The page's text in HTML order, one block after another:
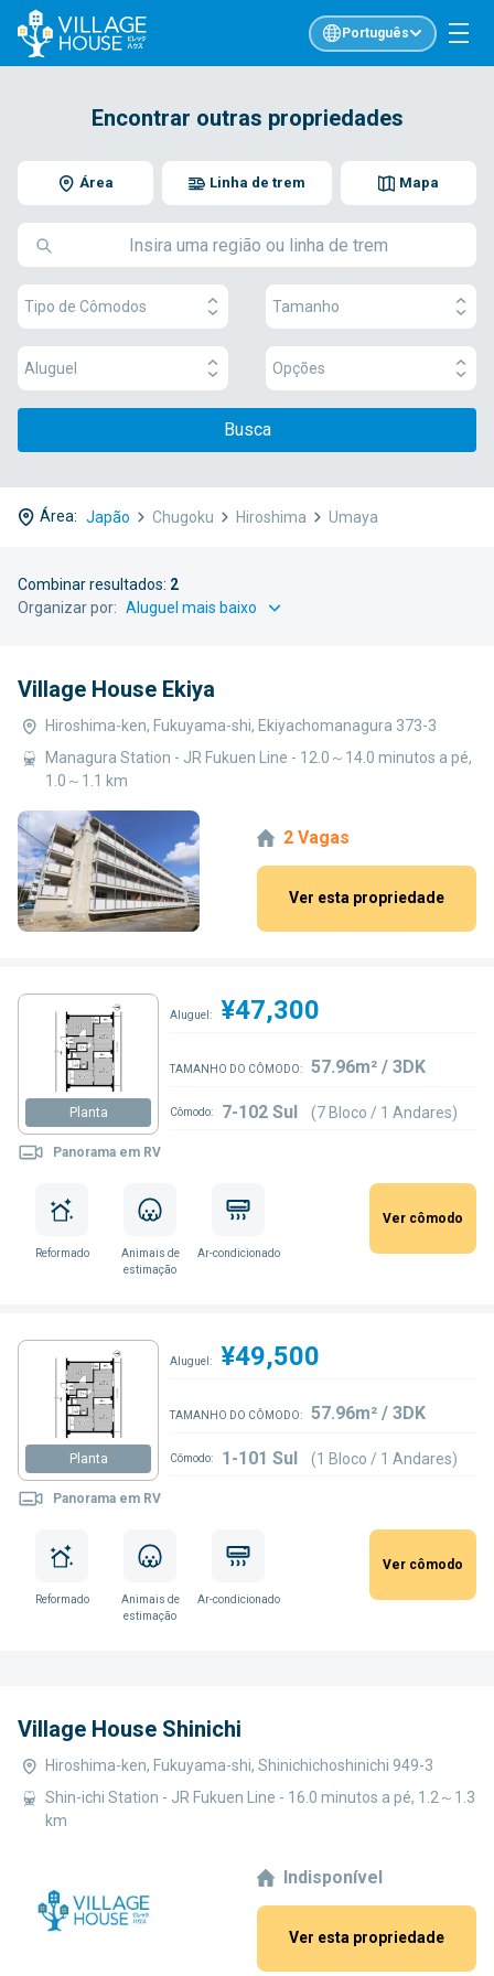
Português
Encontrar outras propriedades
Área Mapa
Linha de trem
Tipo de Cômodos Tamanho
Aluguel Opções
Busca
Área: Japão Chugoku Hiroshima Umaya
Combinar resultados: 2
Organizar por:
Village House Ekiya
Hiroshima-ken, Fukuyama-shi, Ekiyachomanagura 373-3
Managura Station - JR Fukuen Line - 12.0～14.0 minutos a pé,
1.0～1.1 km
2 Vagas
Ver esta propriedade
Planta
Panorama em RV
Aluguel: ¥47,300
TAMANHO DO CÔMODO: 57.96m² / 3DK
Cômodo: 7-102 Sul (7 Bloco / 1 Andares)
Reformado
Animais de
estimação
Ar-condicionado
Ver cômodo
Planta
Panorama em RV
Aluguel: ¥49,500
TAMANHO DO CÔMODO: 57.96m² / 3DK
Cômodo: 1-101 Sul (1 Bloco / 1 Andares)
Reformado
Animais de
estimação
Ar-condicionado
Ver cômodo
Village House Shinichi
Hiroshima-ken, Fukuyama-shi, Shinichichoshinichi 949-3
Shin-ichi Station - JR Fukuen Line - 16.0 minutos a pé, 1.2～1.3
km
Indisponível
Ver esta propriedade